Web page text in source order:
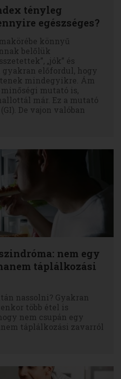
tényleg
egészséges?
könnyű
belőlük
„jók” és
gyakran előfordul, hogy
mindegyikre. Ám
mutató is,
már. Ez a mutató
De vajon valóban
nem egy
táplálkozási
nassolni? Gyakran
több étel is
nem csupán egy
táplálkozási zavarról